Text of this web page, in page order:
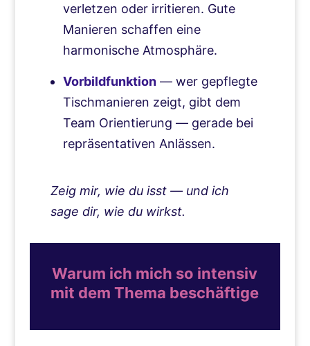
verletzen oder irritieren. Gute
Manieren schaffen eine
harmonische Atmosphäre.
Vorbildfunktion— wer gepflegte
Tischmanieren zeigt, gibt dem
Team Orientierung — gerade bei
repräsentativen Anlässen.
Zeig mir, wie du isst — und ich
sage dir, wie du wirkst.
Warum ich mich so intensiv
mit dem Thema beschäftige